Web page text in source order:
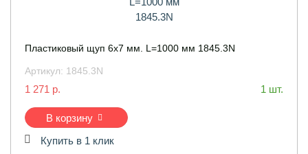
Пластиковый щуп 6х7 мм. L=1000 мм 1845.3N
Артикул: 1845.3N
1 271 р. 1 шт.
В корзину
Купить в 1 клик